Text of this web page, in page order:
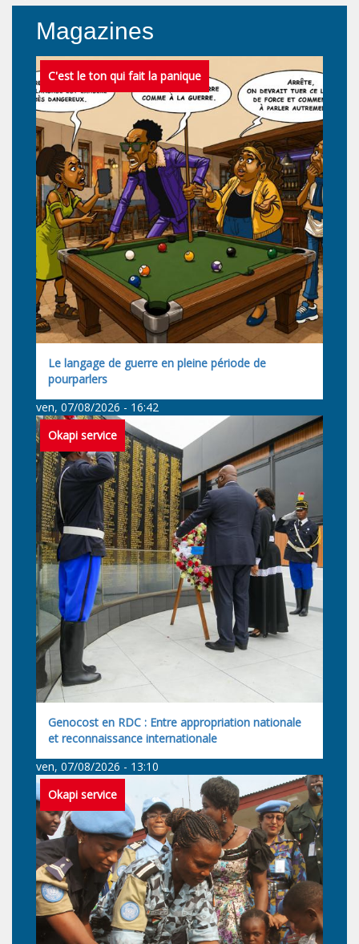
Magazines
Le langage de guerre en pleine période de
pourparlers
ven, 07/08/2026 - 16:42
C'est le ton qui fait la panique
Genocost en RDC : Entre appropriation nationale
et reconnaissance internationale
ven, 07/08/2026 - 13:10
Okapi service
Okapi service